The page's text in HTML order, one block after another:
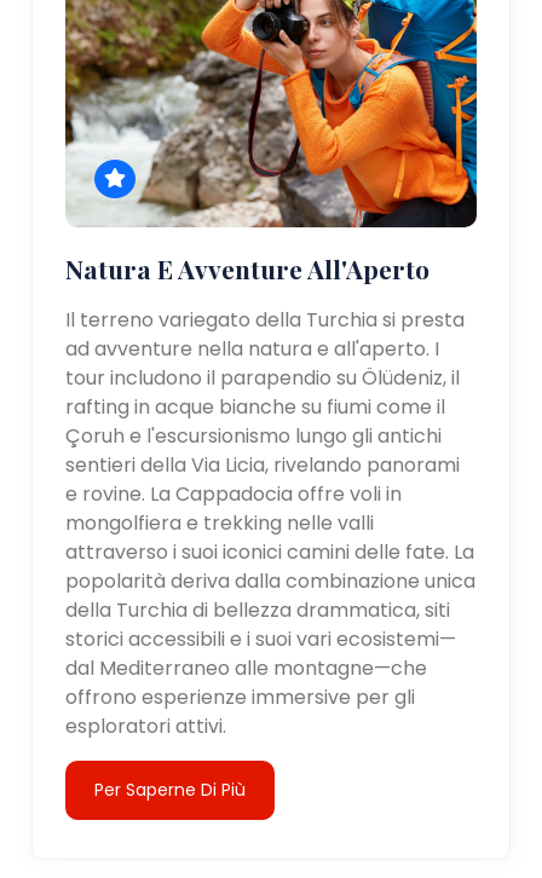
Natura E Avventure All'Aperto
Il terreno variegato della Turchia si presta
ad avventure nella natura e all'aperto. I
tour includono il parapendio su Ölüdeniz, il
rafting in acque bianche su fiumi come il
Çoruh e l'escursionismo lungo gli antichi
sentieri della Via Licia, rivelando panorami
e rovine. La Cappadocia offre voli in
mongolfiera e trekking nelle valli
attraverso i suoi iconici camini delle fate. La
popolarità deriva dalla combinazione unica
della Turchia di bellezza drammatica, siti
storici accessibili e i suoi vari ecosistemi—
dal Mediterraneo alle montagne—che
offrono esperienze immersive per gli
esploratori attivi.
Per Saperne Di Più